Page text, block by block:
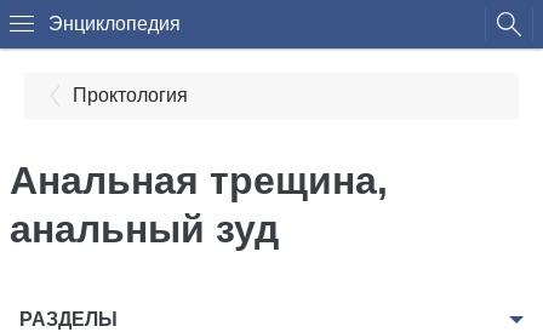
Энциклопедия
Проктология
Анальная трещина,
анальный зуд
РАЗДЕЛЫ